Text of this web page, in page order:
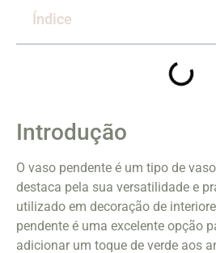
Índice
Introdução
O vaso pendente é um tipo de
destaca pela sua versatilidade e
utilizado em decoração de
pendente é uma excelente opção
adicionar um toque de verde aos